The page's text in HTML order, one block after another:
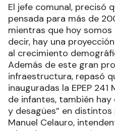
El jefe comunal, precisó
pensada para más de
mientras que hoy
decir, hay una
al crecimiento
Además de este gran
infraestructura, repasó
inauguradas la EPEP 241
de infantes, también
y desagües” en distintos
Manuel Celauro,